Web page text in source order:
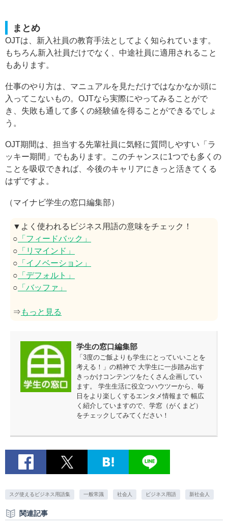
まとめ
OJTは、新入社員の教育手法としてよく知られています。
もちろん新入社員だけでなく、中途社員に適用されること
もあります。
仕事のやり方は、マニュアルを見ただけではなかなか頭に
入ってこないもの。OJTなら実際にやってみることがで
き、失敗も通して多くの経験値を得ることができるでしょ
う。
OJT期間は、担当する先輩社員に気軽に質問しやすい「ラ
ッキー期間」でもあります。このチャンスに1つでも多くの
ことを吸収できれば、今後のキャリアにきっと活きてくる
はずですよ。
（マイナビ学生の窓口編集部）
▼よく使われるビジネス用語の意味をチェック！
○ 「フィードバック」
○ 「リマインド」
○ 「イノベーション」
○ 「デフォルト」
○ 「バッファ」
⇒ もっと見る
学生の窓口編集部
「3度のご飯よりも学生にとっていいことを
考える！」の精神で 大学生に一歩踏み出す
きっかけコンテンツをたくさん企画してい
ます。 学生生活に役立つハウツーから、毎
日をより楽しくするエンタメ情報まで 幅広
く紹介していますので、学窓（がくまど）
をチェックしてみてください！
スグ使えるビジネス用語集 一般常識 社会人 ビジネス用語 新社会人
関連記事